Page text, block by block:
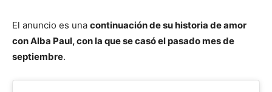
El anuncio es una continuación de su historia de amor
con Alba Paul, con la que se casó el pasado mes de
septiembre.